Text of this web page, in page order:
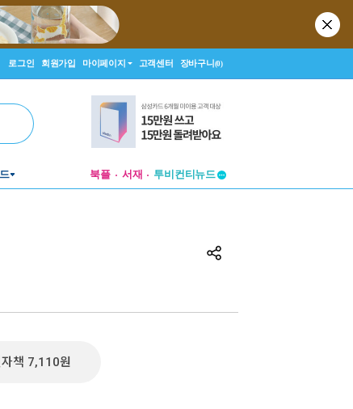
로그인 회원가입 마이페이지 고객센터 장바구니(0)
북플 서재
투비컨티뉴드
자책 7,110원